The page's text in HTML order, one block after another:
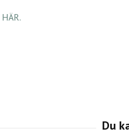
HÄR.